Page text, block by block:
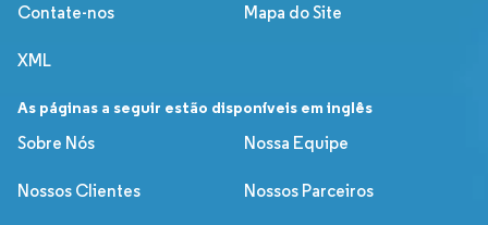
Contate-nos Mapa do Site
XML
As páginas a seguir estão disponíveis em inglês
Sobre Nós
Nossa Equipe
Nossos Clientes Nossos Parceiros